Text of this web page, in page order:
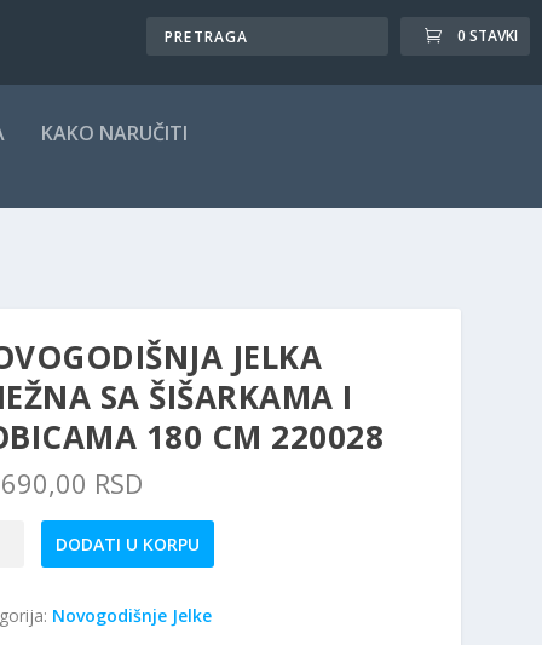
0 STAVKI
KAKO NARUČITI
JELKA
SA ŠIŠARKAMA I
180 CM 220028
RSD
DODATI U KORPU
Novogodišnje Jelke